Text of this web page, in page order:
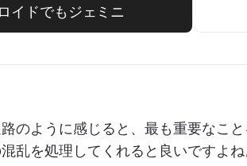
イドでもジェミニ
のように感じると、最も重要なこ
乱を処理してくれると良いですよね